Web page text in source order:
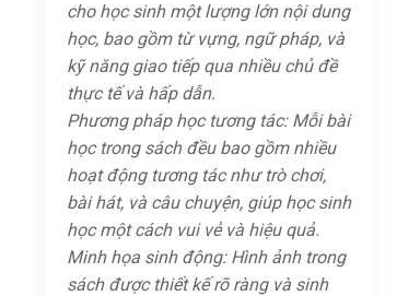
cho học sinh một lượng lớn nội dung
học, bao gồm từ vựng, ngữ pháp, và
kỹ năng giao tiếp qua nhiều chủ đề
thực tế và hấp dẫn.
Phương pháp học tương tác: Mỗi bài
học trong sách đều bao gồm nhiều
hoạt động tương tác như trò chơi,
bài hát, và câu chuyện, giúp học sinh
học một cách vui vẻ và hiệu quả.
Minh họa sinh động: Hình ảnh trong
sách được thiết kế rõ ràng và sinh